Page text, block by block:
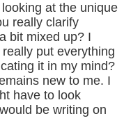
at the unique
really clarify
bit mixed up? I
put everything
it in my mind?
new to me. I
have to look
be writing on